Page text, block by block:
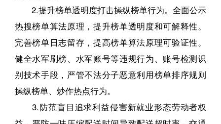
2.提升榜单透明度打击操纵榜单行为。全面公示
热搜榜单算法原理，提升榜单透明度和可解释性。
完善榜单日志留存，提高榜单算法原理可验证性。
健全水军刷榜、水军账号等违规行为、账号检测识
别技术手段，严管不法分子恶意利用榜单排序规则
操纵榜单、炒作热点行为。
3.防范盲目追求利益侵害新就业形态劳动者权